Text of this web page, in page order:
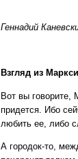
Геннадий
Взгляд из
Вот вы говорите,
придется. Ибо
любить ее, либо
А городок-то,